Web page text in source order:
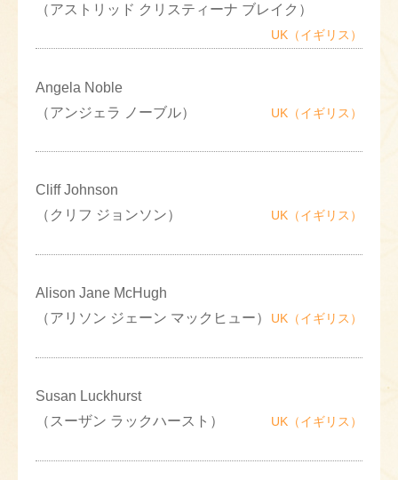
（アストリッド クリスティーナ ブレイク）
UK（イギリス）
Angela Noble
（アンジェラ ノーブル）
UK（イギリス）
Cliff Johnson
（クリフ ジョンソン）
UK（イギリス）
Alison Jane McHugh
（アリソン ジェーン マックヒュー）
UK（イギリス）
Susan Luckhurst
（スーザン ラックハースト）
UK（イギリス）